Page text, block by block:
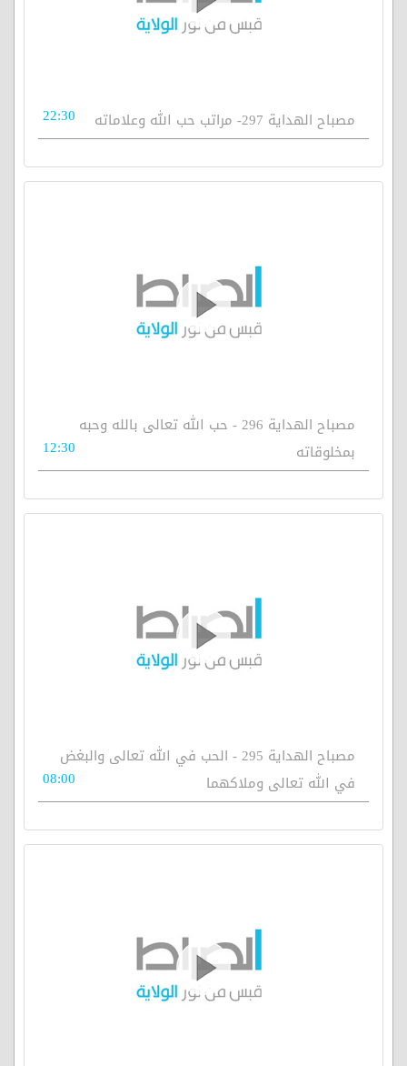
مصباح الهداية 297- مراتب حب الله وعلاماته 22:30
مصباح الهداية 296 - حب الله تعالى بالله وحبه
بمخلوقاته
12:30
مصباح الهداية 295 - الحب في الله تعالى والبغض
في الله تعالى وملاكهما
08:00